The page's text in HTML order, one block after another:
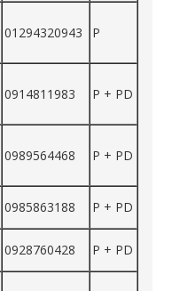
01294320943 P
0914811983 P + PD
0989564468 P + PD
0985863188 P + PD
0928760428 P + PD